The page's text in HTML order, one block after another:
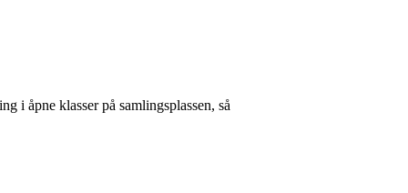
i åpne klasser på samlingsplassen, så